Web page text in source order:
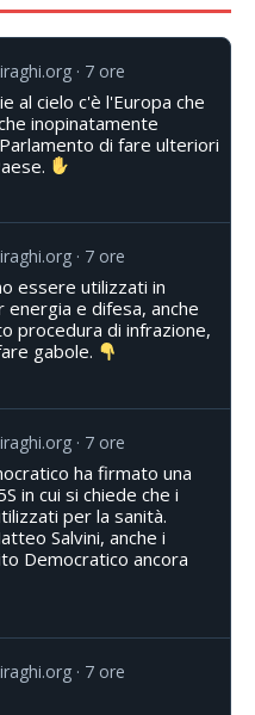
7 ore
al cielo c'è l'Europa che
inopinatamente
di fare ulteriori
7 ore
essere utilizzati in
e difesa, anche
procedura di infrazione,
gabole.
7 ore
ha firmato una
in cui si chiede che i
per la sanità.
Salvini, anche i
Democratico ancora
7 ore